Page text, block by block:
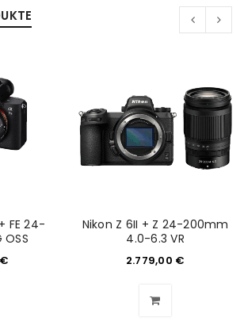
oder E-Mail-Adresse
FE 24-
€
Nikon Z 6II + Z 24-200mm
4.0-6.3 VR
2.779,00 €